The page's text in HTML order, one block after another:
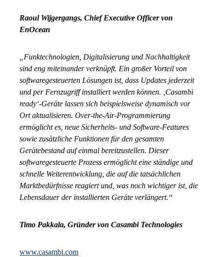
Raoul Wijgergangs, Chief Executive Officer von
EnOcean
„Funktechnologien, Digitalisierung und Nachhaltigkeit
sind eng miteinander verknüpft. Ein großer Vorteil von
softwaregesteuerten Lösungen ist, dass Updates jederzeit
und per Fernzugriff installiert werden können. ‚Casambi
ready‘-Geräte lassen sich beispielsweise dynamisch vor
Ort aktualisieren. Over-the-Air-Programmierung
ermöglicht es, neue Sicherheits- und Software-Features
sowie zusätzliche Funktionen für den gesamten
Gerätebestand auf einmal bereitzustellen. Dieser
softwaregesteuerte Prozess ermöglicht eine ständige und
schnelle Weiterentwicklung, die auf die tatsächlichen
Marktbedürfnisse reagiert und, was noch wichtiger ist, die
Lebensdauer der installierten Geräte verlängert.“
Timo Pakkala, Gründer von Casambi Technologies
www.casambi.com